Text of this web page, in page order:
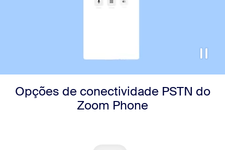
Opções de conectividade PSTN do
Zoom Phone